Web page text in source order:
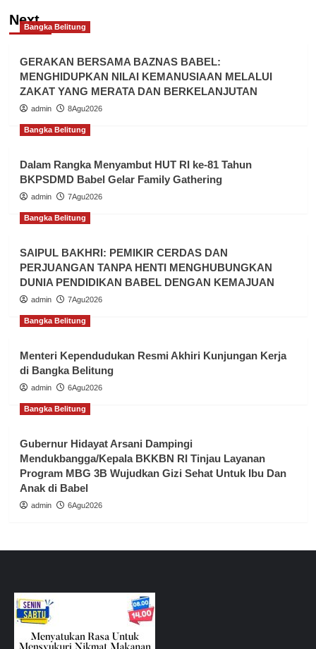
NextBangka Belitung
GERAKAN BERSAMA BAZNAS BABEL:
MENGHIDUPKAN NILAI KEMANUSIAAN MELALUI
ZAKAT YANG MERATA DAN BERKELANJUTAN
admin 8Agu2026
Bangka Belitung
Dalam Rangka Menyambut HUT RI ke-81 Tahun
BKPSDMD Babel Gelar Family Gathering
admin 7Agu2026
Bangka Belitung
SAIPUL BAKHRI: PEMIKIR CERDAS DAN
PERJUANGAN TANPA HENTI MENGHUBUNGKAN
DUNIA PENDIDIKAN BABEL DENGAN KEMAJUAN
admin 7Agu2026
Bangka Belitung
Menteri Kependudukan Resmi Akhiri Kunjungan Kerja
di Bangka Belitung
admin 6Agu2026
Bangka Belitung
Gubernur Hidayat Arsani Dampingi
Mendukbangga/Kepala BKKBN RI Tinjau Layanan
Program MBG 3B Wujudkan Gizi Sehat Untuk Ibu Dan
Anak di Babel
admin 6Agu2026